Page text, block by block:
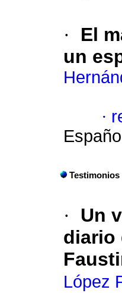
·
El
un
·
Testimonios
·
Un
diario
López